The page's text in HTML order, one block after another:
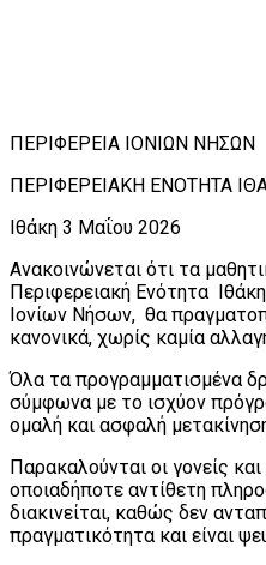
ΠΕΡΙΦΕΡΕΙΑ ΙΟΝΙΩΝ ΝΗΣΩΝ
ΠΕΡΙΦΕΡΕΙΑΚΗ ΕΝΟΤΗΤΑ
Ιθάκη 3 Μαΐου 2026
Ανακοινώνεται ότι τα
Περιφερειακή Ενότητα
Ιονίων Νήσων, θα
κανονικά, χωρίς καμία
Όλα τα προγραμματισμένα
σύμφωνα με το ισχύον
ομαλή και ασφαλή
Παρακαλούνται οι γονείς
οποιαδήποτε αντίθετη
διακινείται, καθώς δεν
πραγματικότητα και είναι